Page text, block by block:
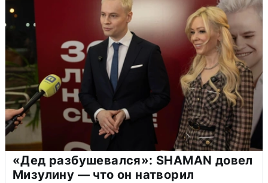
«Дед разбушевался»: SHAMAN довел
Мизулину — что он натворил